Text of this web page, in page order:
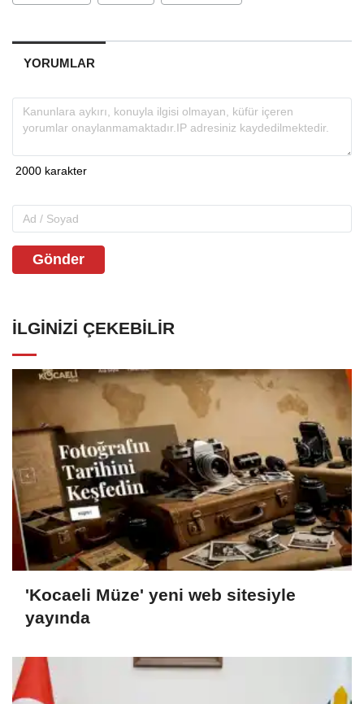
YORUMLAR
Gönder
İLGINIZI ÇEKEBILIR
'Kocaeli Müze' yeni web sitesiyle
yayında